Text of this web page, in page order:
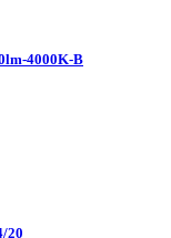
4000K-B
20